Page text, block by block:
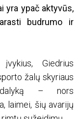
yra ypač aktyvūs,
budrumo ir
Giedrius
žalų skyriaus
dalyką – nors
laimei, šių avarijų